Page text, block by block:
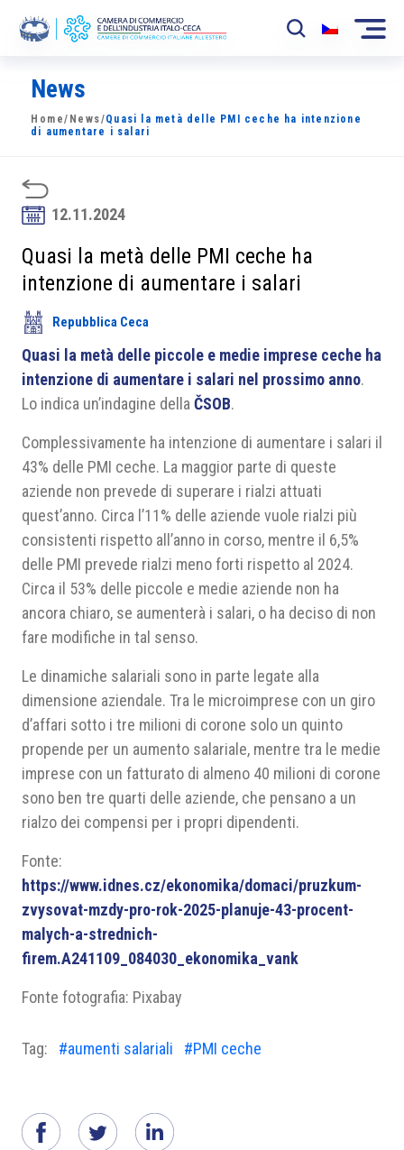
La Camera
News
Sviluppo Mercato
Soci
Partner
Progetti
Area riservata
News
Home/ News/Quasi la metà delle PMI ceche ha intenzione
di aumentare i salari
12.11.2024
Quasi la metà delle PMI ceche ha
intenzione di aumentare i salari
Repubblica Ceca
Quasi la metà delle piccole e medie imprese ceche ha
intenzione di aumentare i salari nel prossimo anno.
Lo indica un’indagine della ČSOB.
Complessivamente ha intenzione di aumentare i salari il
43% delle PMI ceche. La maggior parte di queste
aziende non prevede di superare i rialzi attuati
quest’anno. Circa l’11% delle aziende vuole rialzi più
consistenti rispetto all’anno in corso, mentre il 6,5%
delle PMI prevede rialzi meno forti rispetto al 2024.
Circa il 53% delle piccole e medie aziende non ha
ancora chiaro, se aumenterà i salari, o ha deciso di non
fare modifiche in tal senso.
Le dinamiche salariali sono in parte legate alla
dimensione aziendale. Tra le microimprese con un giro
d’affari sotto i tre milioni di corone solo un quinto
propende per un aumento salariale, mentre tra le medie
imprese con un fatturato di almeno 40 milioni di corone
sono ben tre quarti delle aziende, che pensano a un
rialzo dei compensi per i propri dipendenti.
Fonte:
https://www.idnes.cz/ekonomika/domaci/pruzkum-
zvysovat-mzdy-pro-rok-2025-planuje-43-procent-
malych-a-strednich-
firem.A241109_084030_ekonomika_vank
Fonte fotografia: Pixabay
Tag: #aumenti salariali #PMI ceche